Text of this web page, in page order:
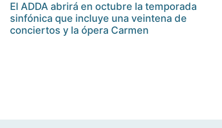
El ADDA abrirá en octubre la temporada
sinfónica que incluye una veintena de
conciertos y la ópera Carmen